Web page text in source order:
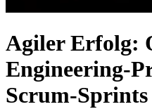
Agiler Erfolg:
Engineering-
Scrum-Sprints